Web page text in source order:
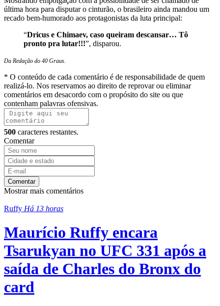
última hora para disputar o cinturão, o brasileiro ainda mandou um
recado bem-humorado aos protagonistas da luta principal:
“Dricus e Chimaev, caso queiram descansar… Tô
pronto pra lutar!!!”, disparou.
Da Redação do 40 Graus.
* O conteúdo de cada comentário é de responsabilidade de quem
realizá-lo. Nos reservamos ao direito de reprovar ou eliminar
comentários em desacordo com o propósito do site ou que
contenham palavras ofensivas.
500 caracteres restantes.
Comentar
Comentar
Mostrar mais comentários
Ruffy Há 13 horas
Maurício Ruffy encara
Tsarukyan no UFC 331 após a
saída de Charles do Bronx do
card